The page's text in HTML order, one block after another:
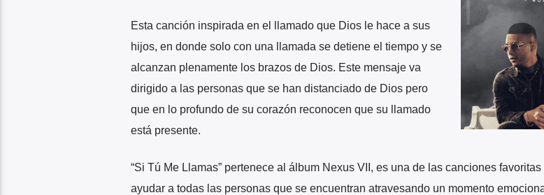
Esta canción inspirada en el llamado que Dios le hace a sus
hijos, en donde solo con una llamada se detiene el tiempo y se
alcanzan plenamente los brazos de Dios. Este mensaje va
dirigido a las personas que se han distanciado de Dios pero
que en lo profundo de su corazón reconocen que su llamado
está presente.
“Si Tú Me Llamas” pertenece al álbum Nexus VII, es una de las canciones
ayudar a todas las personas que se encuentran atravesando un momento